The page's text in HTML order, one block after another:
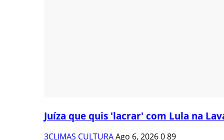
Juíza que quis 'lacrar' com Lula na
3CLIMAS CULTURAAgo 6, 2026089